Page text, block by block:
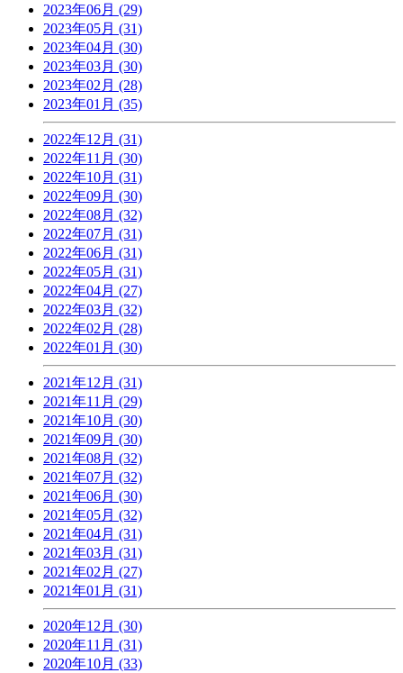
2023年06月 (29)
2023年05月 (31)
2023年04月 (30)
2023年03月 (30)
2023年02月 (28)
2023年01月 (35)
2022年12月 (31)
2022年11月 (30)
2022年10月 (31)
2022年09月 (30)
2022年08月 (32)
2022年07月 (31)
2022年06月 (31)
2022年05月 (31)
2022年04月 (27)
2022年03月 (32)
2022年02月 (28)
2022年01月 (30)
2021年12月 (31)
2021年11月 (29)
2021年10月 (30)
2021年09月 (30)
2021年08月 (32)
2021年07月 (32)
2021年06月 (30)
2021年05月 (32)
2021年04月 (31)
2021年03月 (31)
2021年02月 (27)
2021年01月 (31)
2020年12月 (30)
2020年11月 (31)
2020年10月 (33)